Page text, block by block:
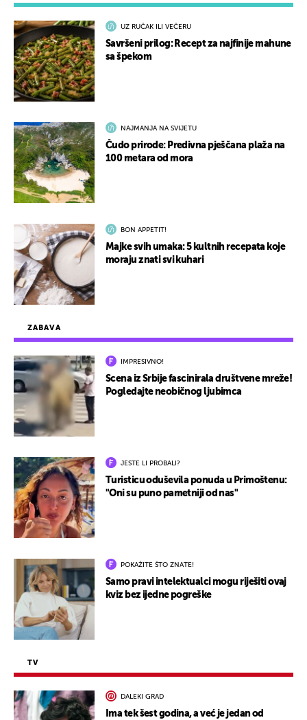
ZABAVA
IMPRESIVNO!
Scena iz Srbije fascinirala društvene mreže!
Pogledajte neobičnog ljubimca
JESTE LI PROBALI?
Turisticu oduševila ponuda u Primoštenu:
"Oni su puno pametniji od nas"
POKAŽITE ŠTO ZNATE!
Samo pravi intelektualci mogu riješiti ovaj
kviz bez ijedne pogreške
TV
DALEKI GRAD
Ima tek šest godina, a već je jedan od
UZ RUČAK ILI VEČERU
Savršeni prilog: Recept za najfinije mahune
sa špekom
NAJMANJA NA SVIJETU
Čudo prirode: Predivna pješčana plaža na
100 metara od mora
BON APPETIT!
Majke svih umaka: 5 kultnih recepata koje
moraju znati svi kuhari